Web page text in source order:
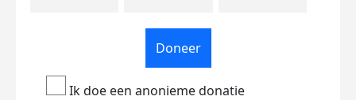
Doneer
Ik doe een anonieme donatie